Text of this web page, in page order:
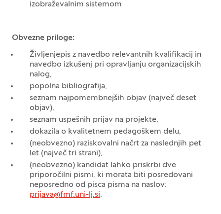
izobraževalnim sistemom
Obvezne priloge:
Življenjepis z navedbo relevantnih kvalifikacij in
navedbo izkušenj pri opravljanju organizacijskih
nalog,
popolna bibliografija,
seznam najpomembnejših objav (največ deset
objav),
seznam uspešnih prijav na projekte,
dokazila o kvalitetnem pedagoškem delu,
(neobvezno) raziskovalni načrt za naslednjih pet
let (največ tri strani),
(neobvezno) kandidat lahko priskrbi dve
priporočilni pismi, ki morata biti posredovani
neposredno od pisca pisma na naslov:
prijava@fmf.uni-lj.si.